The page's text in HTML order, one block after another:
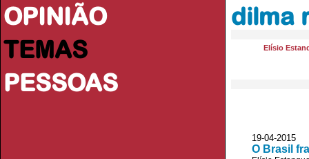
OPINIÃO
TEMAS
PESSOAS
dilma
Elísio
19-04-
O Brasil